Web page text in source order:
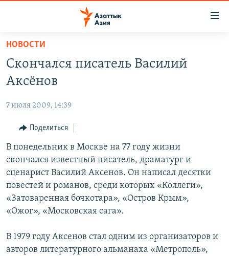
Вернуться
основному
содержанию
навигации
Вернутся
поиску
УЗБЕКИСТАН
ТАДЖИКИСТАН
НА ДРУГИХ ЯЗЫКАХ
ҚАЗАҚША
КЫРГЫЗЧА
ТОҶИКӢ
TÜRKMENÇE
Все сайты РСЕ/РС
НОВОСТИ
Скончался писатель Василий
Аксёнов
7 июля 2009, 14:39
Поделиться
В понедельник в Москве на 77 году жизни
скончался известный писатель, драматург и
сценарист Василий Аксенов. Он написал десятки
повестей и романов, среди которых «Коллеги»,
«Затоваренная бочкотара», «Остров Крым»,
«Ожог», «Московская сага».
В 1979 году Аксенов стал одним из организаторов и
авторов литературного альманаха «Метрополь»,